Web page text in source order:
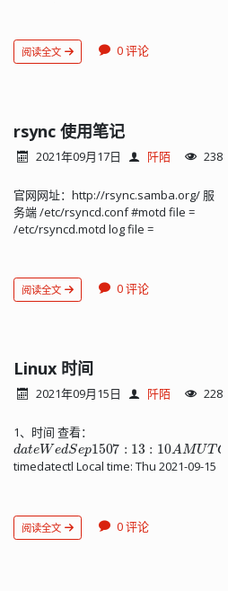
https://github.com/FiloSottile/mkcert
Ubuntu 中安装 sudo apt install
linux-amd64 mkcert chmod +x mkcert
cp mkcert /usr/local/bin/ 生成并将根
CA 证书加入本地可信 CA mkcert -install
"/home/matt/.local/share/mkcert" ✨
The local CA is now installed in the
system trust store! ⚡️ ls
的证书 mkcert 192.168.1.172 将证书部
署到网站后，服务器本机访问： curl -I
副本命名为 rootCA.crt 发给客户端用
户，手动导入到“受信任的根证书颁发机
构”。 重启浏览器后访问网站可以看到连
阅读全文 0 评论
rsync 使用笔记
2021年09月17日 阡陌 238
官网网址：http://rsync.samba.org/ 服
务端 /etc/rsyncd.conf #motd file =
/etc/rsyncd.motd log file =
/var/run/rsync.lock uid = root gid =
root use chroot = no list = no read
/etc/rsyncd.secrets [yanfa.svn] path =
= yanfa.svn rsync list = yes #当多个用
rsync_usr [zhongshi.svn] path =
/volume1/zhongshi.svn.backup
comment = zhongshi.svn rsync list =
/volume1/yanfa.git.backup comment
= yanfa.git rsync list = yes #当多个用户
阅读全文 0 评论
Linux 时间
2021年09月15日 阡陌 228
1、时间 查看：
da teWedSe p1507 13 10A M UTC
修 改：date sMM D YY / /修改日
da te−shh:m m:ss 修 时 间 2、时
查 询：
timedatectl Local time: Thu 2021-09-15
09-15 07:13:36 Time zone: Etc/UTC
(UTC, +0000) System clock
阅读全文 0 评论